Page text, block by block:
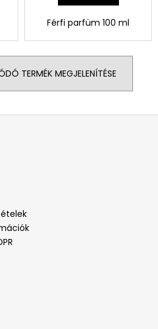
Férfi parfüm 100 ml
TERMÉK MEGJELENÍTÉSE